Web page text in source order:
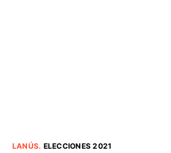
LANÚS. ELECCIONES 2021